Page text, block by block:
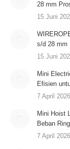
28 mm
15 Juni
s/d 28 mm
15 Juni
Mini
Efisien
7 April 2026
Mini Hoist
Beban
7 April 2026